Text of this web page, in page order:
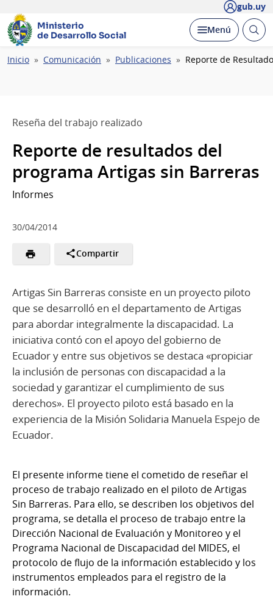
gub.uy
Ministerio
de Desarrollo Social
Desplegar
Menú Abrir
Ruta
Inicio Comunicación Publicaciones Reporte de
Reseña del trabajo realizado
Reporte de resultados del
programa Artigas sin Barreras
Informes
30/04/2014
Compartir
Artigas Sin Barreras consiste en un proyecto piloto
que se desarrolló en el departamento de Artigas
para abordar integralmente la discapacidad. La
iniciativa contó con el apoyo del gobierno de
Ecuador y entre sus objetivos se destaca «propiciar
la inclusión de personas con discapacidad a la
sociedad y garantizar el cumplimiento de sus
derechos». El proyecto piloto está basado en la
experiencia de la Misión Solidaria Manuela Espejo de
Ecuador.
El presente informe tiene el cometido de reseñar el
proceso de trabajo realizado en el piloto de Artigas
Sin Barreras. Para ello, se describen los objetivos del
programa, se detalla el proceso de trabajo entre la
Dirección Nacional de Evaluación y Monitoreo y el
Programa Nacional de Discapacidad del MIDES, el
protocolo de flujo de la información establecido y los
instrumentos empleados para el registro de la
información.